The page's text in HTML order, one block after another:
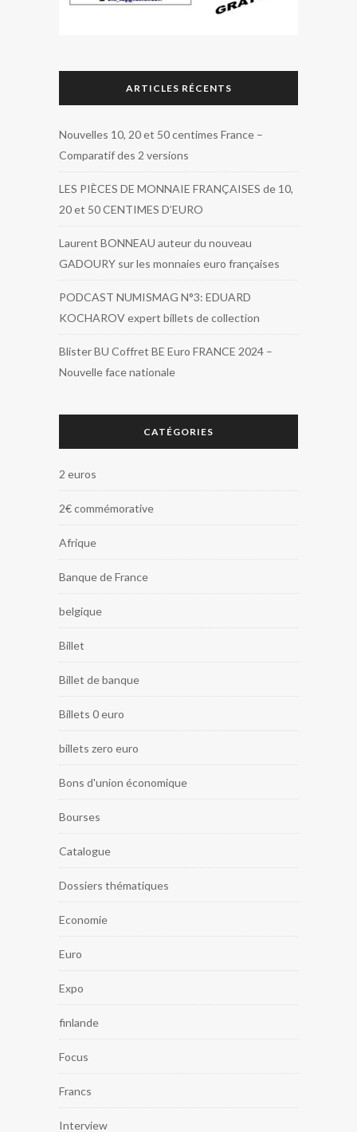
ARTICLES RÉCENTS
Nouvelles 10, 20 et 50 centimes France –
Comparatif des 2 versions
LES PIÈCES DE MONNAIE FRANÇAISES de 10,
20 et 50 CENTIMES D’EURO
Laurent BONNEAU auteur du nouveau
GADOURY sur les monnaies euro françaises
PODCAST NUMISMAG N°3: EDUARD
KOCHAROV expert billets de collection
Blister BU Coffret BE Euro FRANCE 2024 –
Nouvelle face nationale
CATÉGORIES
2 euros
2€ commémorative
Afrique
Banque de France
belgique
Billet
Billet de banque
Billets 0 euro
billets zero euro
Bons d'union économique
Bourses
Catalogue
Dossiers thématiques
Economie
Euro
Expo
finlande
Focus
Francs
Interview